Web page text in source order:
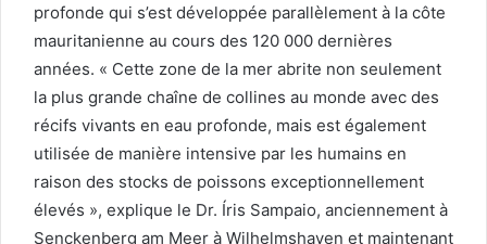
profonde qui s’est développée parallèlement à la côte
mauritanienne au cours des 120 000 dernières
années. « Cette zone de la mer abrite non seulement
la plus grande chaîne de collines au monde avec des
récifs vivants en eau profonde, mais est également
utilisée de manière intensive par les humains en
raison des stocks de poissons exceptionnellement
élevés », explique le Dr. Íris Sampaio, anciennement à
Senckenberg am Meer à Wilhelmshaven et maintenant